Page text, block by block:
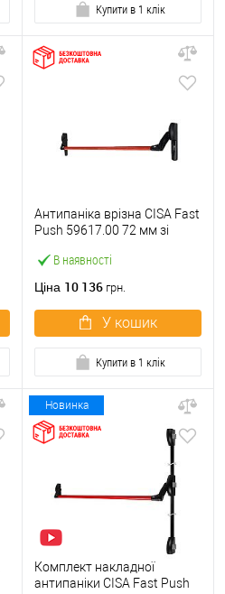
Купити в 1 клік
В наявності
Антипаніка врізна CISA Fast
Push 59617.00 72 мм зі
Ціна 10 136 грн.
У кошик
Купити в 1 клік
Новинка
Комплект накладної
антипаніки CISA Fast Push